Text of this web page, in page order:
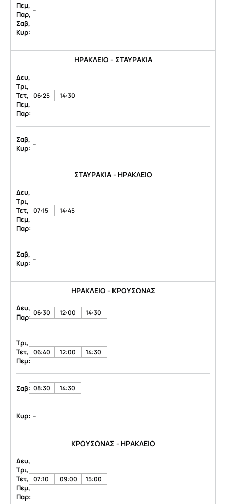
Πεμ,
Παρ,
Σαβ,
Κυρ:
-
ΗΡΑΚΛΕΙΟ - ΣΤΑΥΡΑΚΙΑ
Δευ,
Τρι,
Τετ,
Πεμ,
Παρ:
06:25 14:30
Σαβ,
Κυρ: -
ΣΤΑΥΡΑΚΙΑ - ΗΡΑΚΛΕΙΟ
Δευ,
Τρι,
Τετ,
Πεμ,
Παρ:
07:15 14:45
Σαβ,
Κυρ: -
ΗΡΑΚΛΕΙΟ - ΚΡΟΥΣΩΝΑΣ
Δευ,
Παρ: 06:30 12:00 14:30
Τρι,
Τετ,
Πεμ:
06:40 12:00 14:30
Σαβ: 08:30 14:30
Κυρ: -
ΚΡΟΥΣΩΝΑΣ - ΗΡΑΚΛΕΙΟ
Δευ,
Τρι,
Τετ,
Πεμ,
Παρ:
07:10 09:00 15:00